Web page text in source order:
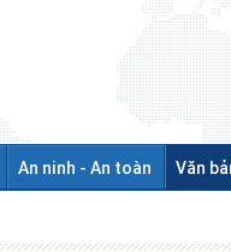
An ninh - An toàn Văn